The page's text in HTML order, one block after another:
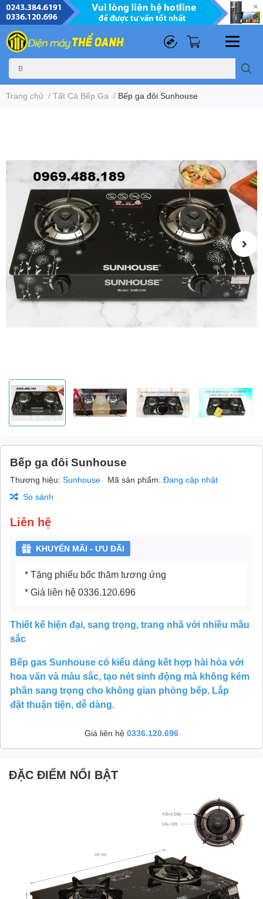
Trang chủ / Tất Cả Bếp Ga / Bếp ga đôi Sunhouse
Bếp ga đôi Sunhouse
Thương hiệu: Sunhouse Mã sản phẩm: Đang cập nhật
So sánh
Liên hệ
KHUYẾN MÃI - ƯU ĐÃI
* Tặng phiếu bốc thăm tương ứng
* Giá liên hệ 0336.120.696
Thiết kế hiện đại, sang trọng, trang nhã với nhiều mầu
sắc
Bếp gas Sunhouse có kiểu dáng kết hợp hài hòa với
hoa văn và màu sắc, tạo nét sinh động mà không kém
phần sang trọng cho không gian phòng bếp. Lắp
đặt thuận tiện, dễ dàng.
Giá liên hệ 0336.120.696
ĐẶC ĐIỂM NỔI BẬT